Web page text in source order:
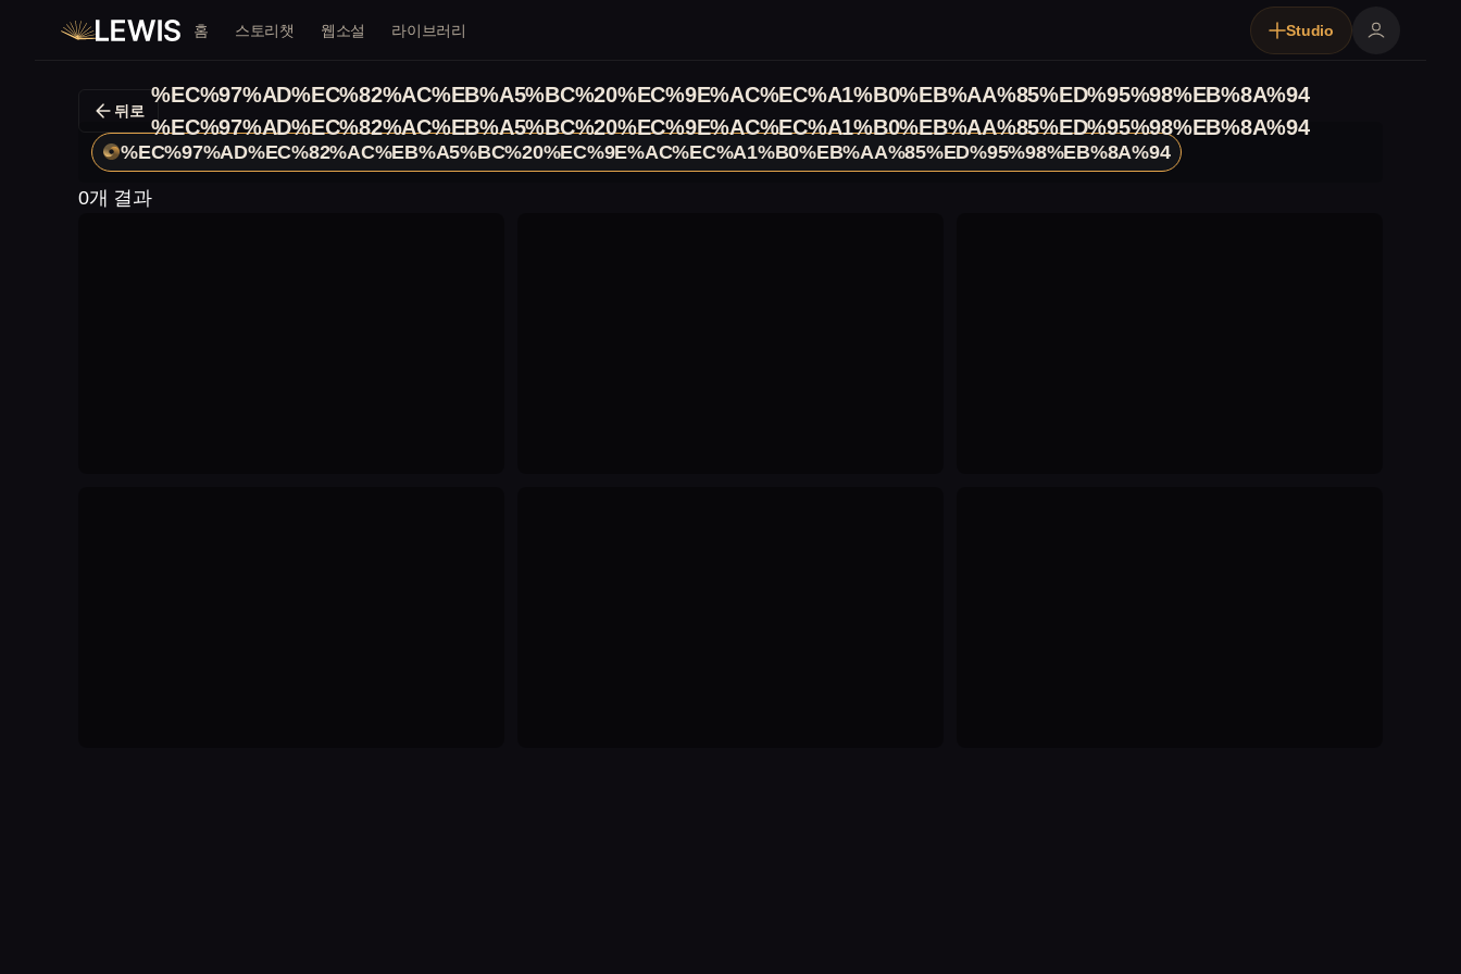
홈 스토리챗 웹소설 라이브러리 Studio
뒤로
%EC%97%AD%EC%82%AC%EB%A5%BC%20%EC%9E%AC%EC%A1%B0%EB%AA%85%ED%95%98%EB%8A%94
%EC%97%AD%EC%82%AC%EB%A5%BC%20%EC%9E%AC%EC%A1%B0%EB%AA%85%ED%95%98%EB%8A%94
%EC%97%AD%EC%82%AC%EB%A5%BC%20%EC%9E%AC%EC%A1%B0%EB%AA%85%ED%95%98%EB%8A%94
0개 결과